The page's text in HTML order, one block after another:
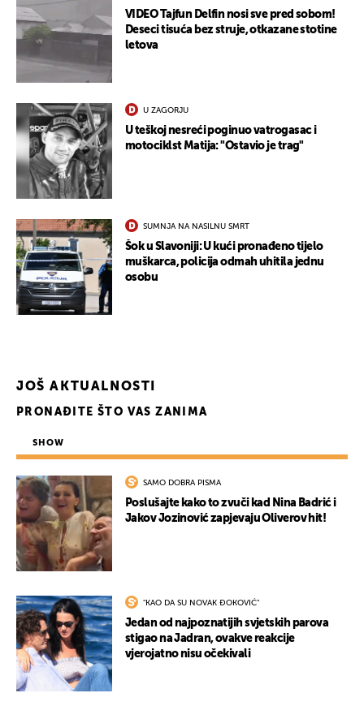
VIDEO Tajfun Delfin nosi sve pred sobom!
Deseci tisuća bez struje, otkazane stotine
letova
U ZAGORJU
U teškoj nesreći poginuo vatrogasac i
motociklst Matija: "Ostavio je trag"
SUMNJA NA NASILNU SMRT
Šok u Slavoniji: U kući pronađeno tijelo
muškarca, policija odmah uhitila jednu
osobu
JOŠ AKTUALNOSTI
PRONAĐITE ŠTO VAS ZANIMA
SHOW
SAMO DOBRA PISMA
Poslušajte kako to zvuči kad Nina Badrić i
Jakov Jozinović zapjevaju Oliverov hit!
"KAO DA SU NOVAK ĐOKOVIĆ"
Jedan od najpoznatijih svjetskih parova
stigao na Jadran, ovakve reakcije
vjerojatno nisu očekivali